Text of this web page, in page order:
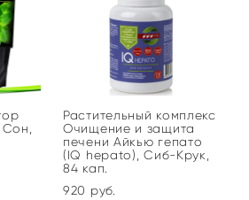
Сон,
Растительный комплекс
Очищение и защита
печени Айкью гепато
(IQ hepato), Сиб-Крук,
84 кап.
920 pуб.